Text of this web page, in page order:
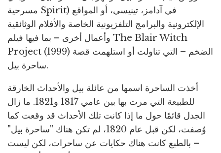
مسرحية Spirit) في آدامز، تينيسي، أو المواقع
الإلكترونية والبرامج التلفزيونية الخاصة والأفلام الوثائقية
وأعمال أخرى – بما فيها فيلم The Blair Witch
Project (1999) الضخم – التي تناولت أو استلهمت قصة
ساحرة بيل.
أخذت الساحرة اسمها من عائلة بيل والأحداث الخارقة
للطبيعة التي مرت بها بين عامي 1817 و1821. ما زال
الجدل قائمًا حول ما إذا كانت تلك الأحداث قد وقعت كما
وُصفت، لكن قبل عام 1820، لم تكن هناك "ساحرة بيل"
– بالطبع كانت هناك حكايات عن ساحرات، لكن ليست